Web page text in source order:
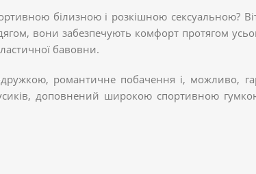
білизною і розкішною сексуальною?
вони забезпечують комфорт протягом
бавовни.
романтичне побачення і, можливо,
доповнений широкою спортивною